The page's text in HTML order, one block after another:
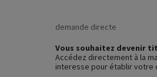
demande directe
Vous souhaitez devenir
Accédez directement à la
interesse pour établir votre